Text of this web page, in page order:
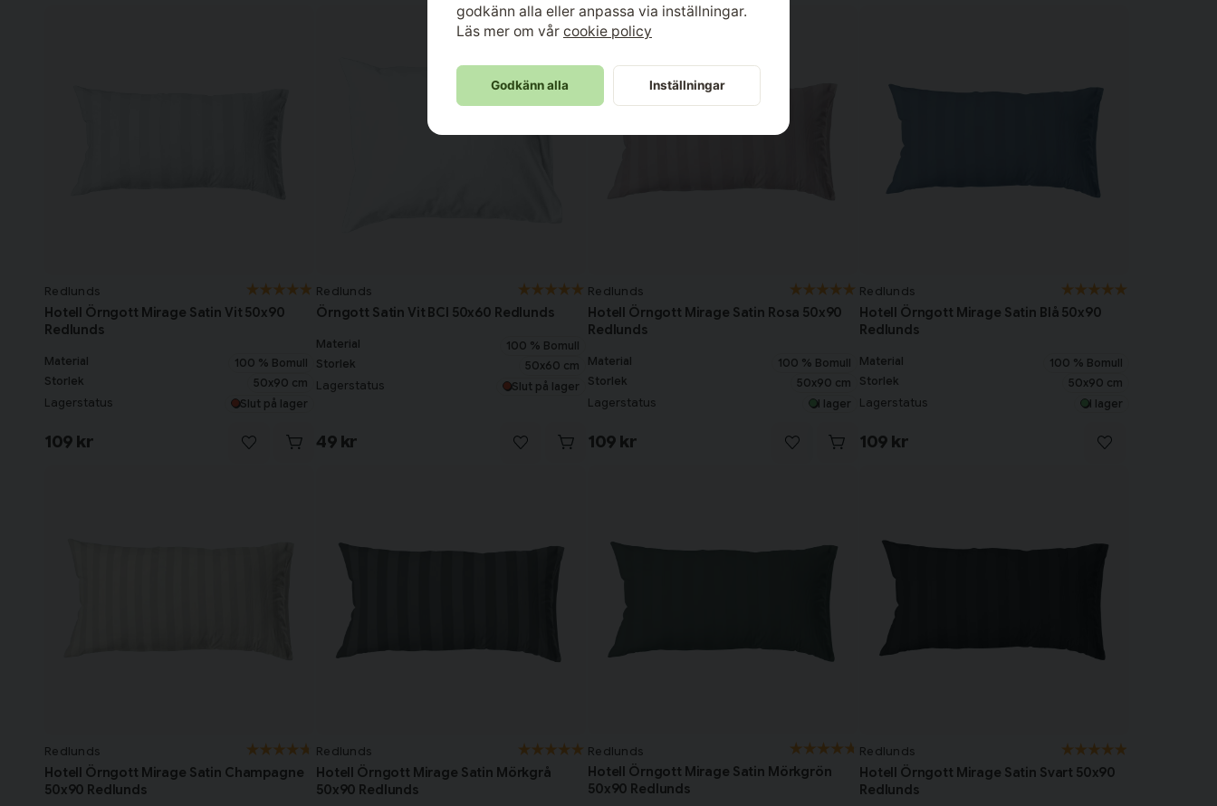
Redlunds
Hotell Örngott Mirage Satin Vit 50x90
Redlunds
Material
100 % Bomull
Storlek
50x90 cm
Lagerstatus Slut på lager
109 kr
Redlunds
Örngott Satin Vit BCI 50x60 Redlunds
Material
100 % Bomull
Storlek
50x60 cm
Lagerstatus Slut på lager
49 kr
Redlunds
Hotell Örngott Mirage Satin Rosa 50x90
Redlunds
Material
100 % Bomull
Storlek
50x90 cm
Lagerstatus I lager
109 kr
Redlunds
Hotell Örngott Mirage Satin Blå 50x90
Redlunds
Material
100 % Bomull
Storlek
50x90 cm
Lagerstatus I lager
109 kr
Redlunds
Hotell Örngott Mirage Satin Champagne
50x90 Redlunds
Redlunds
Hotell Örngott Mirage Satin Mörkgrå
50x90 Redlunds
Redlunds
Hotell Örngott Mirage Satin Mörkgrön
50x90 Redlunds
Redlunds
Hotell Örngott Mirage Satin Svart 50x90
Redlunds
godkänn alla eller anpassa via inställningar.
Läs mer om vår cookie policy
Godkänn alla Inställningar